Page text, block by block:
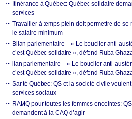
Itinérance à Québec: Québec solidaire
services
Travailler à temps plein doit permettre de se
le salaire minimum
Bilan parlementaire – « Le bouclier anti-
c’est Québec solidaire », défend Ruba
ilan parlementaire – « Le bouclier anti-
c’est Québec solidaire », défend Ruba
Santé Québec: QS et la société civile
services sociaux
RAMQ pour toutes les femmes enceintes:
demandent à la CAQ d’agir